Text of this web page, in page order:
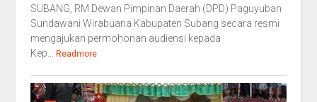
SUBANG, RM Dewan Pimpinan Daerah (DPD) Paguyuban
Sundawani Wirabuana Kabupaten Subang secara resmi
mengajukan permohonan audiensi kepada
Kep...
Readmore